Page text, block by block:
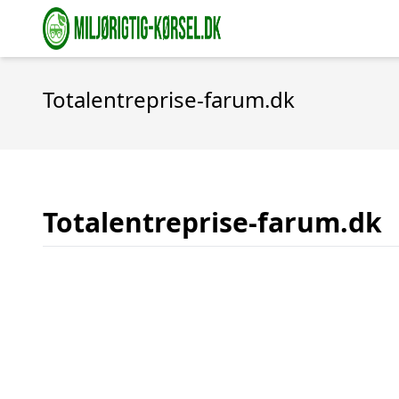
Totalentreprise-farum.dk
Totalentreprise-farum.dk